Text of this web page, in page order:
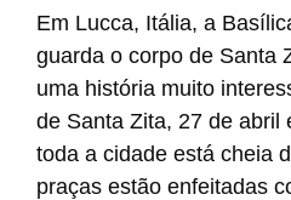
Em Lucca, Itália, a
guarda o corpo de Santa
uma história muito
de Santa Zita, 27 de abril
toda a cidade está cheia
praças estão enfeitadas